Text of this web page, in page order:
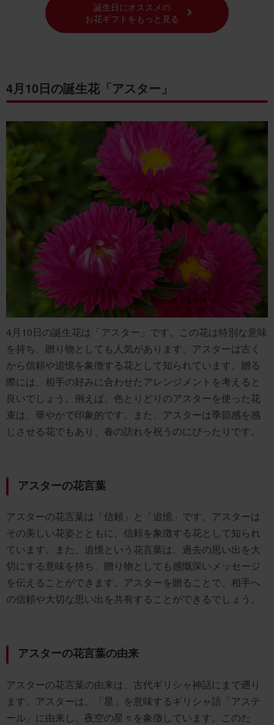
誕生日にオススメの
お花ギフトをもっと見る
4月10日の誕生花「アスター」
4月10日の誕生花は「アスター」です。この花は特別な意味
を持ち、贈り物としても人気があります。アスターは古く
から信頼や追憶を象徴する花として知られています。贈る
際には、相手の好みに合わせたアレンジメントを考えると
良いでしょう。例えば、色とりどりのアスターを使った花
束は、華やかで印象的です。また、アスターは季節感を感
じさせる花でもあり、春の訪れを祝うのにぴったりです。
アスターの花言葉
アスターの花言葉は「信頼」と「追憶」です。アスターは
その美しい花姿とともに、信頼を象徴する花として知られ
ています。また、追憶という花言葉は、過去の思い出を大
切にする意味を持ち、贈り物としても感慨深いメッセージ
を伝えることができます。アスターを贈ることで、相手へ
の信頼や大切な思い出を共有することができるでしょう。
アスターの花言葉の由来
アスターの花言葉の由来は、古代ギリシャ神話にまで遡り
ます。アスターは、「星」を意味するギリシャ語「アステ
ール」に由来し、夜空の星々を象徴しています。このた